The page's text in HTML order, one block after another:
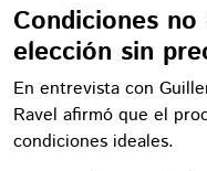
Condiciones
elección sin
En entrevista con
Ravel afirmó que el
condiciones ideales.